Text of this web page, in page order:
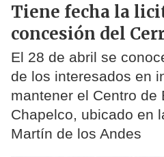
Tiene fecha la
concesión del
El 28 de abril se
de los interesados en
mantener el Centro de
Chapelco, ubicado en
Martín de los Andes